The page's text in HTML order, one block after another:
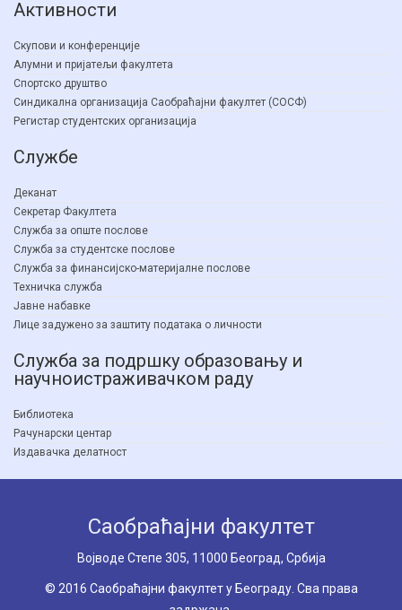
Активности
Скупови и конференције
Алумни и пријатељи факултета
Спортско друштво
Синдикална организација Саобраћајни факултет (СОСФ)
Регистар студентских организација
Службе
Деканат
Секретар Факултета
Служба за опште послове
Служба за студентске послове
Служба за финансијско-материјалне послове
Техничка служба
Јавне набавке
Лице задужено за заштиту података о личности
Служба за подршку образовању и
научноистраживачком раду
Библиотека
Рачунарски центар
Издавачка делатност
Саобраћајни факултет
Вoјводе Степе 305, 11000 Београд, Србија
© 2016 Саобраћајни факултет у Београду. Сва права